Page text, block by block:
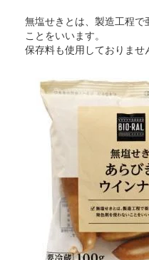
無塩せきとは、製造工程
ことをいいます。
保存料も使用しておりませ